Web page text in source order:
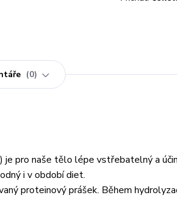
0
je pro naše tělo lépe vstřebatelný a
i v období diet.
proteinový prášek. Během